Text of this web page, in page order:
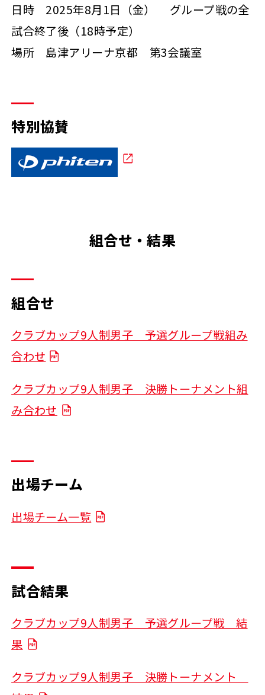
日時 2025年8月1日（金） グループ戦の全
試合終了後（18時予定）
場所 島津アリーナ京都 第3会議室
特別協賛
組合せ・結果
組合せ
クラブカップ9人制男子 予選グループ戦組み
合わせ
クラブカップ9人制男子 決勝トーナメント組
み合わせ
出場チーム
出場チーム一覧
試合結果
クラブカップ9人制男子 予選グループ戦 結
果
クラブカップ9人制男子 決勝トーナメント